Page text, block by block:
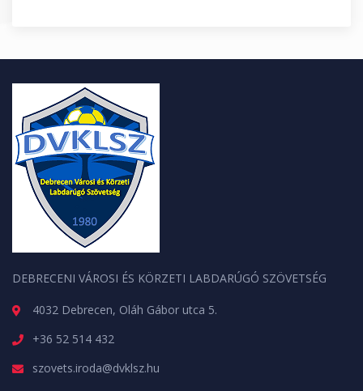
DEBRECENI VÁROSI ÉS KÖRZETI LABDARÚGÓ SZÖVETSÉG
4032 Debrecen, Oláh Gábor utca 5.
+36 52 514 432
szovets.iroda@dvklsz.hu